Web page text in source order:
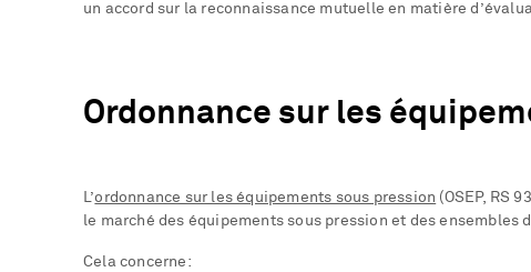
un accord sur la reconnaissance mutuelle en matière
Ordonnance sur les
L’ordonnance sur les équipements sous pression (OSEP, RS
le marché des équipements sous pression et des ensembles
Cela concerne: